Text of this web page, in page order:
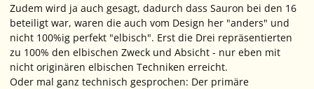
Zudem wird ja auch gesagt, dadurch dass Sauron bei den 16
beteiligt war, waren die auch vom Design her "anders" und
nicht 100%ig perfekt "elbisch". Erst die Drei repräsentierten
zu 100% den elbischen Zweck und Absicht - nur eben mit
nicht originären elbischen Techniken erreicht.
Oder mal ganz technisch gesprochen: Der primäre